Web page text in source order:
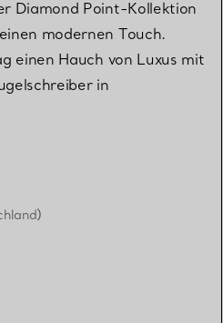
Diamond Point-Kollektion
modernen Touch.
einen Hauch von Luxus mit
in